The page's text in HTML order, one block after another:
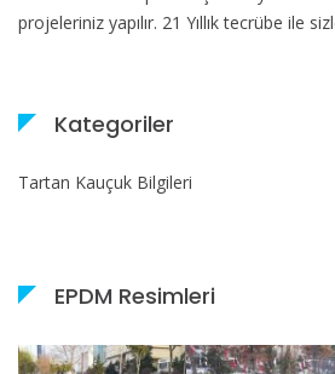
projeleriniz yapılır. 21 Yıllık tecrübe ile
Kategoriler
Tartan Kauçuk Bilgileri
EPDM Resimleri